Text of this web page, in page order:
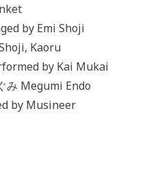
by Emi Shoji
Kaoru
by Kai Mukai
み Megumi Endo
by Musineer